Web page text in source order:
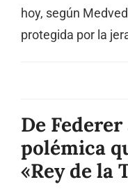
hoy, según
protegida por la
De
polémica
«Rey de la